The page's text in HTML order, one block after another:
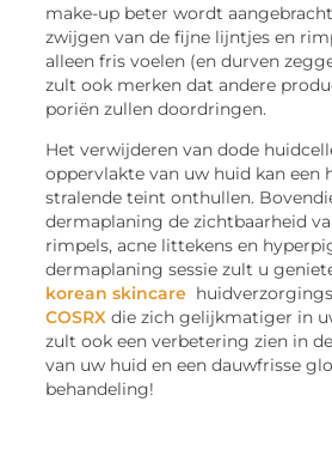
make-up beter wordt
zwijgen van de fijne lijntjes en
alleen fris voelen (en durven
zult ook merken dat andere
poriën zullen doordringen.
Het verwijderen van dode
oppervlakte van uw huid kan een
stralende teint onthullen.
dermaplaning de zichtbaarheid
rimpels, acne littekens en
dermaplaning sessie zult u
korean skincare
COSRX die zich gelijkmatiger in
zult ook een verbetering zien in
van uw huid en een dauwfrisse
behandeling!